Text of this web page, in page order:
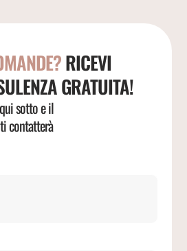
RICEVI
GRATUITA!
sotto e il
contatterà